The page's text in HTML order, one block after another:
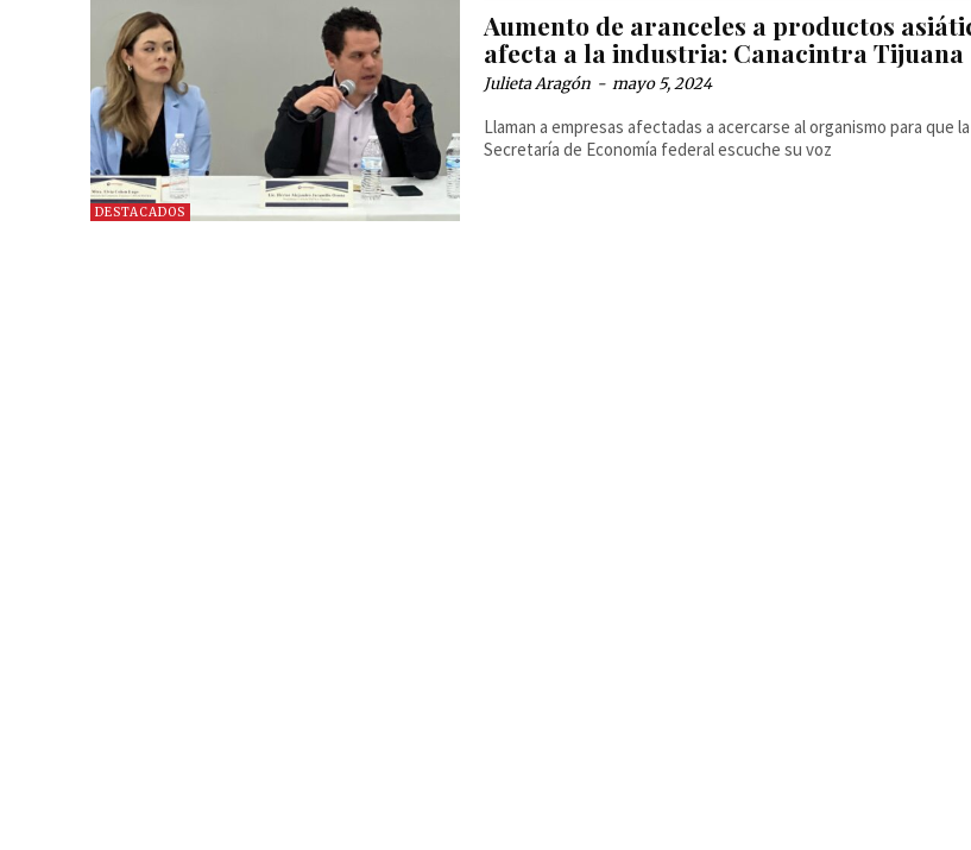
DESTACADOS
Aumento de aranceles a productos
afecta a la industria: Canacintra Tijuana
Julieta Aragón - mayo 5, 2024
Llaman a empresas afectadas a acercarse al organismo para que la
Secretaría de Economía federal escuche su voz